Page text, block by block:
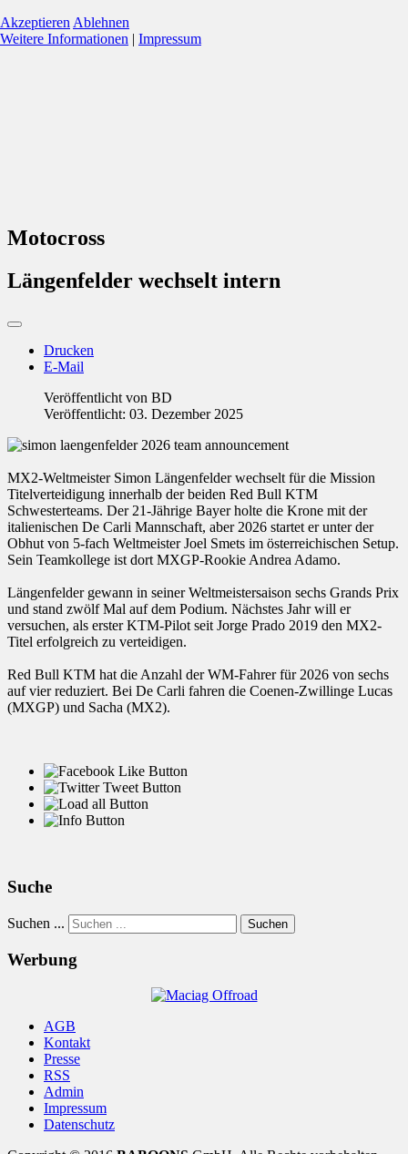
Motocross
Längenfelder wechselt intern
Drucken
E-Mail
Veröffentlicht von BD
Veröffentlicht: 03. Dezember 2025
MX2-Weltmeister Simon Längenfelder wechselt für die Mission
Titelverteidigung innerhalb der beiden Red Bull KTM
Schwesterteams. Der 21-Jährige Bayer holte die Krone mit der
italienischen De Carli Mannschaft, aber 2026 startet er unter der
Obhut von 5-fach Weltmeister Joel Smets im österreichischen Setup.
Sein Teamkollege ist dort MXGP-Rookie Andrea Adamo.
Längenfelder gewann in seiner Weltmeistersaison sechs Grands Prix
und stand zwölf Mal auf dem Podium. Nächstes Jahr will er
versuchen, als erster KTM-Pilot seit Jorge Prado 2019 den MX2-
Titel erfolgreich zu verteidigen.
Red Bull KTM hat die Anzahl der WM-Fahrer für 2026 von sechs
auf vier reduziert. Bei De Carli fahren die Coenen-Zwillinge Lucas
(MXGP) und Sacha (MX2).
Suche
Suchen ... Suchen
Werbung
AGB
Kontakt
Presse
RSS
Admin
Impressum
Datenschutz
Akzeptieren Ablehnen
Weitere Informationen | Impressum